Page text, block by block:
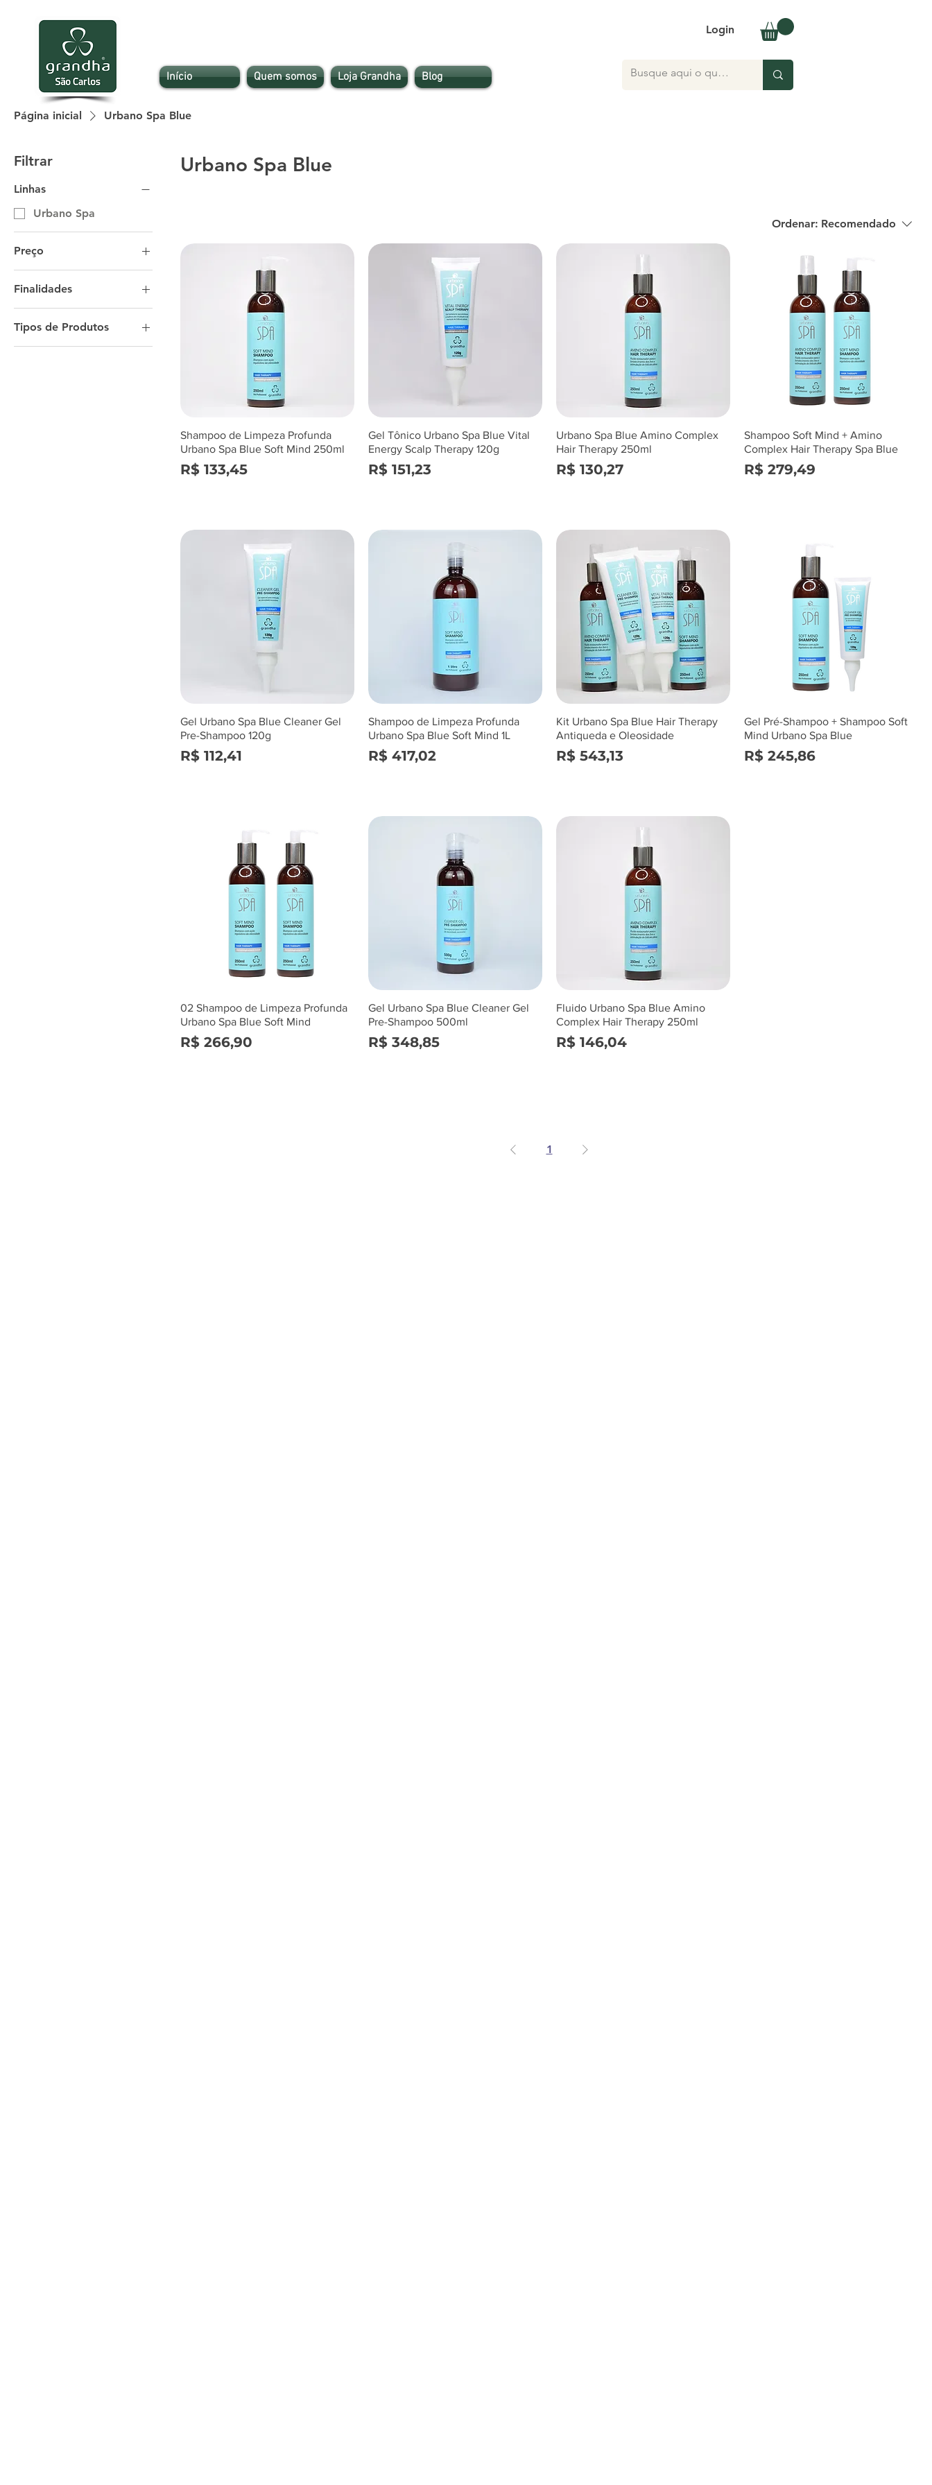
Início Quem somos Loja Grandha Blog
Login
Página inicial Urbano Spa Blue
Filtrar
Linhas
Urbano Spa
Preço
R$ 112 R$ 544
Finalidades
Queda Capilar
Oleosidade Excessiva
Tipos de Produtos
Professional Hair
Urbano Spa Blue
Ordenar: Recomendado
Shampoo de Limpeza Profunda
Urbano Spa Blue Soft Mind 250ml
Preço
R$ 133,45
Gel Tônico Urbano Spa Blue Vital
Energy Scalp Therapy 120g
Preço
R$ 151,23
Urbano Spa Blue Amino Complex
Hair Therapy 250ml
Preço
R$ 130,27
Shampoo Soft Mind + Amino
Complex Hair Therapy Spa Blue
Preço
R$ 279,49
Gel Urbano Spa Blue Cleaner Gel
Pre-Shampoo 120g
Preço
R$ 112,41
Shampoo de Limpeza Profunda
Urbano Spa Blue Soft Mind 1L
Preço
R$ 417,02
Kit Urbano Spa Blue Hair Therapy
Antiqueda e Oleosidade
Preço
R$ 543,13
Gel Pré-Shampoo + Shampoo Soft
Mind Urbano Spa Blue
Preço
R$ 245,86
02 Shampoo de Limpeza Profunda
Urbano Spa Blue Soft Mind
Preço
R$ 266,90
Gel Urbano Spa Blue Cleaner Gel
Pre-Shampoo 500ml
Preço
R$ 348,85
Fluido Urbano Spa Blue Amino
Complex Hair Therapy 250ml
Preço
R$ 146,04
1